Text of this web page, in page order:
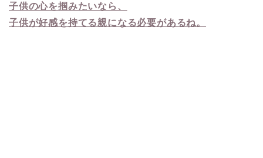
子供の心を掴みたいなら、
子供が好感を持てる親になる必要があるね。